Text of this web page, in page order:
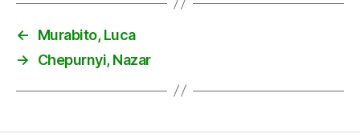
←
Murabito, Luca
→
Chepurnyi, Nazar